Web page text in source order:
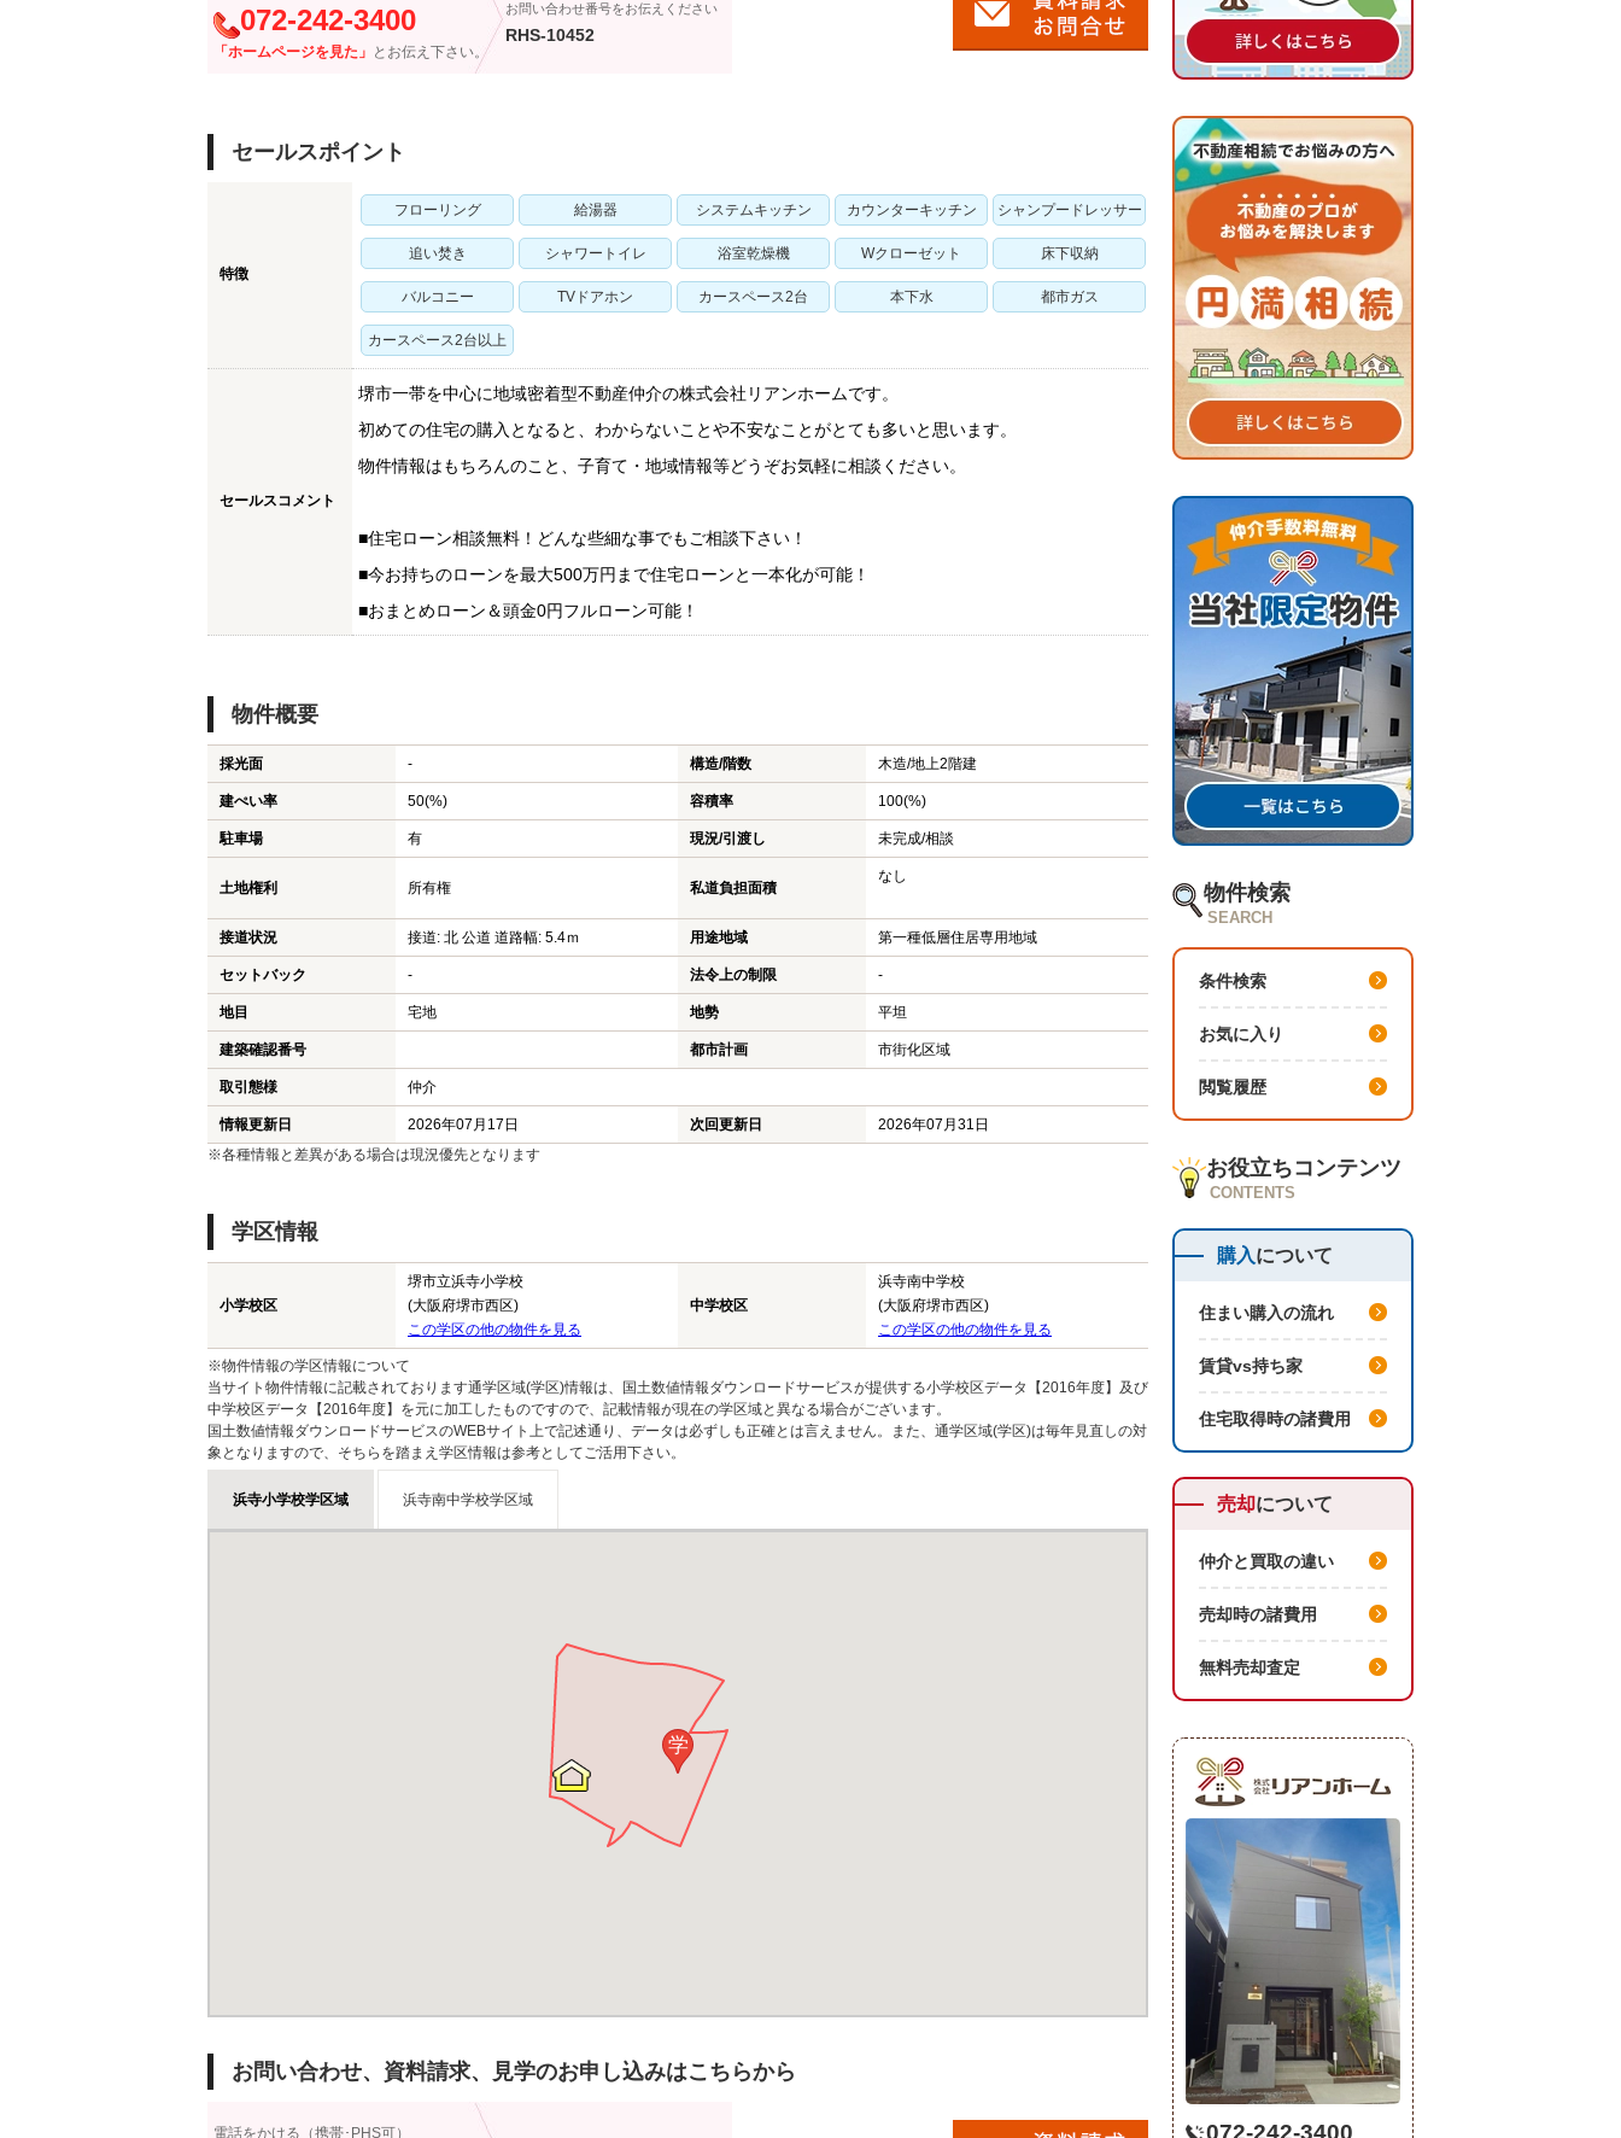
072-242-3400
「ホームページを見た」 とお伝え下さい。
お問い合わせ番号をお伝えください
RHS-10452
セールスポイント
特徴
フローリング 給湯器 システムキッチン カウンターキッチン シャンプードレッサー
追い焚き シャワートイレ 浴室乾燥機 Wクローゼット 床下収納
バルコニー TVドアホン カースペース2台 本下水 都市ガス
カースペース2台以上
セールスコメント
堺市一帯を中心に地域密着型不動産仲介の株式会社リアンホームです。
初めての住宅の購入となると、わからないことや不安なことがとても多いと思います。
物件情報はもちろんのこと、子育て・地域情報等どうぞお気軽に相談ください。
■住宅ローン相談無料！どんな些細な事でもご相談下さい！
■今お持ちのローンを最大500万円まで住宅ローンと一本化が可能！
■おまとめローン＆頭金0円フルローン可能！
物件概要
採光面 - 構造/階数 木造/地上2階建
建ぺい率 50(%) 容積率 100(%)
駐車場 有 現況/引渡し 未完成/相談
土地権利 所有権 私道負担面積
なし
接道状況 接道: 北 公道 道路幅: 5.4ｍ 用途地域 第一種低層住居専用地域
セットバック - 法令上の制限 -
地目 宅地 地勢 平坦
建築確認番号 都市計画 市街化区域
取引態様 仲介
情報更新日 2026年07月17日 次回更新日
2026年07月31日
※各種情報と差異がある場合は現況優先となります
学区情報
小学校区
堺市立浜寺小学校
(大阪府堺市西区)
この学区の他の物件を見る
中学校区
浜寺南中学校
(大阪府堺市西区)
この学区の他の物件を見る
※物件情報の学区情報について
当サイト物件情報に記載されております通学区域(学区)情報は、国土数値情報ダウンロードサービスが提供する小学校区データ【2016年度】及び
中学校区データ【2016年度】を元に加工したものですので、記載情報が現在の学区域と異なる場合がございます。
国土数値情報ダウンロードサービスのWEBサイト上で記述通り、データは必ずしも正確とは言えません。また、通学区域(学区)は毎年見直しの対
象となりますので、そちらを踏まえ学区情報は参考としてご活用下さい。
浜寺小学校学区域 浜寺南中学校学区域
学
お問い合わせ、資料請求、見学のお申し込みはこちらから
電話をかける（携帯･PHS可）
物件検索
SEARCH
条件検索
お気に入り
閲覧履歴
お役立ちコンテンツ
CONTENTS
購入について
住まい購入の流れ
賃貸vs持ち家
住宅取得時の諸費用
売却について
仲介と買取の違い
売却時の諸費用
無料売却査定
072-242-3400